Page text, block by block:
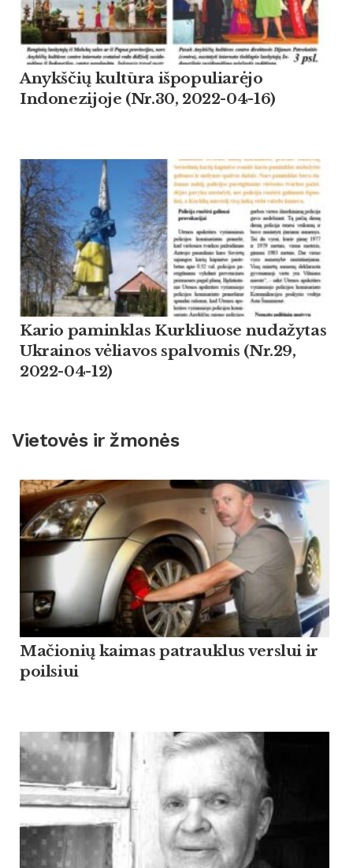
Anykščių kultūra išpopuliarėjo
Indonezijoje (Nr.30, 2022-04-16)
Kario paminklas Kurkliuose nudažytas
Ukrainos vėliavos spalvomis (Nr.29,
2022-04-12)
Vietovės ir žmonės
Mačionių kaimas patrauklus verslui ir
poilsiui